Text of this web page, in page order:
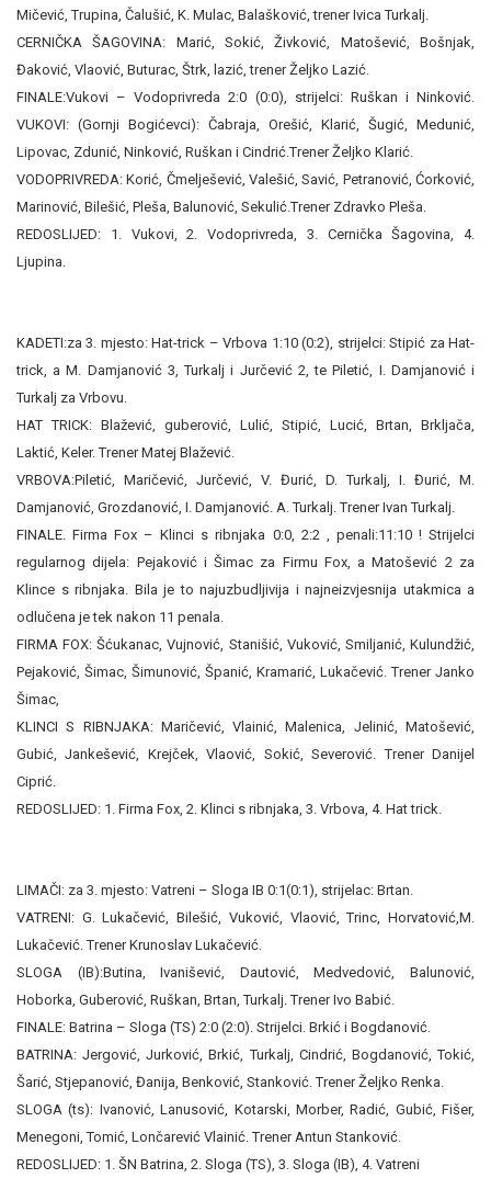
Mičević, Trupina, Čalušić, K. Mulac, Balašković, trener Ivica Turkalj.
CERNIČKA ŠAGOVINA: Marić, Sokić, Živković, Matošević, Bošnjak,
Đaković, Vlaović, Buturac, Štrk, lazić, trener Željko Lazić.
FINALE:Vukovi – Vodoprivreda 2:0 (0:0), strijelci: Ruškan i Ninković.
VUKOVI: (Gornji Bogićevci): Čabraja, Orešić, Klarić, Šugić, Medunić,
Lipovac, Zdunić, Ninković, Ruškan i Cindrić.Trener Željko Klarić.
VODOPRIVREDA: Korić, Čmelješević, Valešić, Savić, Petranović, Ćorković,
Marinović, Bilešić, Pleša, Balunović, Sekulić.Trener Zdravko Pleša.
REDOSLIJED: 1. Vukovi, 2. Vodoprivreda, 3. Cernička Šagovina, 4.
Ljupina.
KADETI:za 3. mjesto: Hat-trick – Vrbova 1:10 (0:2), strijelci: Stipić za Hat-
trick, a M. Damjanović 3, Turkalj i Jurčević 2, te Piletić, I. Damjanović i
Turkalj za Vrbovu.
HAT TRICK: Blažević, guberović, Lulić, Stipić, Lucić, Brtan, Brkljača,
Laktić, Keler. Trener Matej Blažević.
VRBOVA:Piletić, Maričević, Jurčević, V. Đurić, D. Turkalj, I. Đurić, M.
Damjanović, Grozdanović, I. Damjanović. A. Turkalj. Trener Ivan Turkalj.
FINALE. Firma Fox – Klinci s ribnjaka 0:0, 2:2 , penali:11:10 ! Strijelci
regularnog dijela: Pejaković i Šimac za Firmu Fox, a Matošević 2 za
Klince s ribnjaka. Bila je to najuzbudljivija i najneizvjesnija utakmica a
odlučena je tek nakon 11 penala.
FIRMA FOX: Šćukanac, Vujnović, Stanišić, Vuković, Smiljanić, Kulundžić,
Pejaković, Šimac, Šimunović, Španić, Kramarić, Lukačević. Trener Janko
Šimac,
KLINCI S RIBNJAKA: Maričević, Vlainić, Malenica, Jelinić, Matošević,
Gubić, Jankešević, Krejček, Vlaović, Sokić, Severović. Trener Danijel
Ciprić.
REDOSLIJED: 1. Firma Fox, 2. Klinci s ribnjaka, 3. Vrbova, 4. Hat trick.
LIMAČI: za 3. mjesto: Vatreni – Sloga IB 0:1(0:1), strijelac: Brtan.
VATRENI: G. Lukačević, Bilešić, Vuković, Vlaović, Trinc, Horvatović,M.
Lukačević. Trener Krunoslav Lukačević.
SLOGA (IB):Butina, Ivanišević, Dautović, Medvedović, Balunović,
Hoborka, Guberović, Ruškan, Brtan, Turkalj. Trener Ivo Babić.
FINALE: Batrina – Sloga (TS) 2:0 (2:0). Strijelci. Brkić i Bogdanović.
BATRINA: Jergović, Jurković, Brkić, Turkalj, Cindrić, Bogdanović, Tokić,
Šarić, Stjepanović, Đanija, Benković, Stanković. Trener Željko Renka.
SLOGA (ts): Ivanović, Lanusović, Kotarski, Morber, Radić, Gubić, Fišer,
Menegoni, Tomić, Lončarević Vlainić. Trener Antun Stanković.
REDOSLIJED: 1. ŠN Batrina, 2. Sloga (TS), 3. Sloga (IB), 4. Vatreni